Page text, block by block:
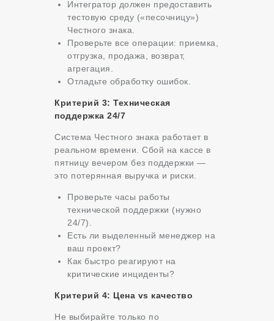
Интегратор должен предоставить
тестовую среду («песочницу»)
Честного знака.
Проверьте все операции: приемка,
отгрузка, продажа, возврат,
агрегация.
Отладьте обработку ошибок.
Критерий 3: Техническая
поддержка 24/7
Система Честного знака работает в
реальном времени. Сбой на кассе в
пятницу вечером без поддержки —
это потерянная выручка и риски.
Проверьте часы работы
технической поддержки (нужно
24/7).
Есть ли выделенный менеджер на
ваш проект?
Как быстро реагируют на
критические инциденты?
Критерий 4: Цена vs качество
Не выбирайте только по